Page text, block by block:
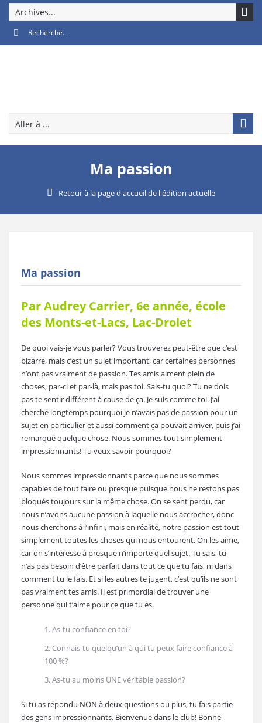
Archives...
Aller à ...
Ma passion
Retour à la page d'accueil de l'édition actuelle
Ma passion
Par Audrey Carrier, 6e année, école
des Monts-et-Lacs, Lac-Drolet
De quoi vais-je vous parler? Vous trouverez peut-être que c’est
bizarre, mais c’est un sujet important, car certaines personnes
n’ont pas vraiment de passion. Tes amis aiment plein de
choses, par-ci et par-là, mais pas toi. Sais-tu quoi? Tu ne dois
pas te sentir différent à cause de ça. Je suis comme toi. J’ai
cherché longtemps pourquoi je n’avais pas de passion pour un
sujet en particulier et aussi comment ça pouvait arriver, puis j’ai
remarqué quelque chose. Nous sommes tout simplement
impressionnants! Tu veux savoir pourquoi?
Nous sommes impressionnants parce que nous sommes
capables de tout faire ou presque puisque nous ne restons pas
bloqués toujours sur la même chose. On se sent perdu, car
nous n’avons aucune passion à laquelle nous accrocher, donc
nous cherchons à l’infini, mais en réalité, notre passion est tout
simplement toutes les choses qui nous entourent. On les aime,
car on s’intéresse à presque n’importe quel sujet. Tu sais, tu
n’as pas besoin d’être parfait dans tout ce que tu fais, ni dans
comment tu le fais. Et si les autres te jugent, c’est qu’ils ne sont
pas vraiment tes amis. Il est primordial de trouver une
personne qui t’aime pour ce que tu es.
As-tu confiance en toi?
Connais-tu quelqu’un à qui tu peux faire confiance à
100 %?
As-tu au moins UNE véritable passion?
Si tu as répondu NON à deux questions ou plus, tu fais partie
des gens impressionnants. Bienvenue dans le club! Bonne